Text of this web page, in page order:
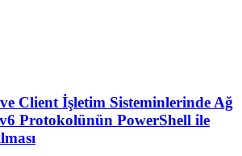
Client İşletim Sisteminlerinde Ağ
Protokolünün PowerShell ile